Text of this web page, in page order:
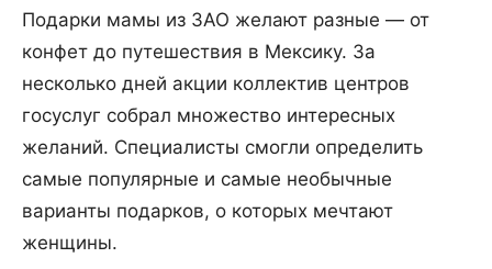
Подарки мамы из ЗАО желают разные — от
конфет до путешествия в Мексику. За
несколько дней акции коллектив центров
госуслуг собрал множество интересных
желаний. Специалисты смогли определить
самые популярные и самые необычные
варианты подарков, о которых мечтают
женщины.